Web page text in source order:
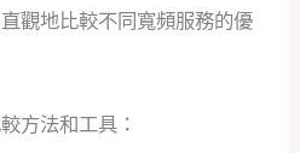
觀地比較不同寬頻服務的優
方法和工具：